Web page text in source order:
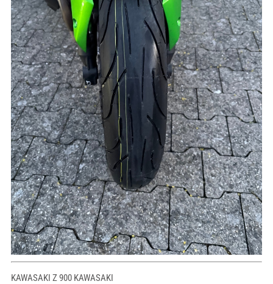
KAWASAKI Z 900 KAWASAKI